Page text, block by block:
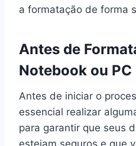
a formatação de forma
Antes de
Notebook ou PC
Antes de iniciar o
essencial realizar
para garantir que seus
estejam seguros e que